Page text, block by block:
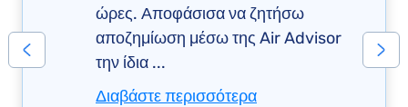
ώρες. Αποφάσισα να ζητήσω
αποζημίωση μέσω της Air Advisor
την ίδια ...
Διαβάστε περισσότερα